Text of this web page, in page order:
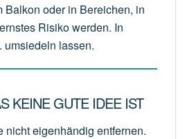
Balkon oder in Bereichen, in
Risiko werden. In
umsiedeln lassen.
KEINE GUTE IDEE IST
nicht eigenhändig entfernen.